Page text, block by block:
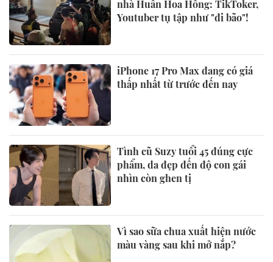
nhà Huấn Hoa Hồng: TikToker,
Youtuber tụ tập như "đi bão"!
iPhone 17 Pro Max đang có giá
thấp nhất từ trước đến nay
Tình cũ Suzy tuổi 45 đúng cực
phẩm, da đẹp đến độ con gái
nhìn còn ghen tị
Vì sao sữa chua xuất hiện nước
màu vàng sau khi mở nắp?